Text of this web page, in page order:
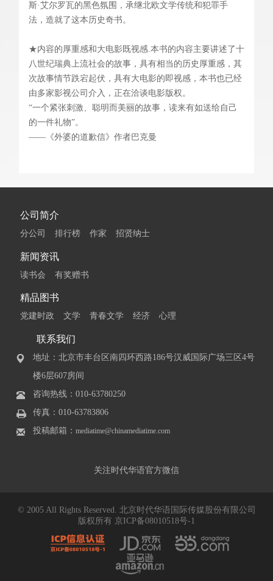
斯·艾尔罗瓦的黑色氛围，承继北欧文学传统和犯罪手
法，造就了这本历史奇书。
★内容的厚重感和大电影既视感.本书的内容主要讲述了十
八世纪瑞典上流社会的故事，具有相当的历史厚重感，其
次故事情节跌宕起伏，具有大电影的即视感，本书也已经
由多家影视公司介入，正在洽谈电影版权。
“一个紧张刺激、聪明而美丽的故事，读来有如送给自己
的一件礼物”。
——《外婆的道歉信》作者巴克曼
公司简介
分公司 排行榜 作家 招贤纳士
新闻资讯
读书会 有奖赠书
精品图书
党建时政 文学 青春文学 经济 心理
联系我们
地址：北京市丰台区南四环西路186号汉威国际广场三区4号
楼6层607房间
咨询热线：010-63780250
传真：010-63783806
投稿邮箱： mediatime@chinamediatime.com
关注时代华语官方微信
© 2005 All Rights Reserved. 北京时代华语国际传媒股份有限公司
版权所有 京ICP备08010518号-1